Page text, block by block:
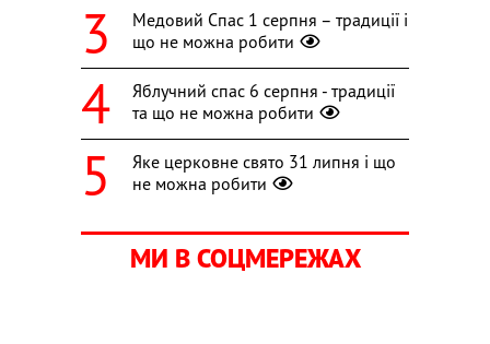
Медовий Спас 1 серпня – традиції і
що не можна робити
Яблучний спас 6 серпня - традиції
та що не можна робити
Яке церковне свято 31 липня і що
не можна робити
МИ В СОЦМЕРЕЖАХ